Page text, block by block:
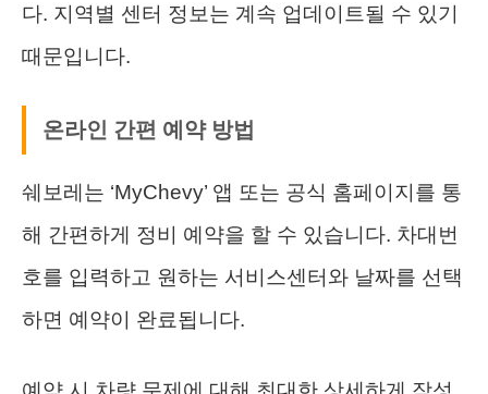
다. 지역별 센터 정보는 계속 업데이트될 수 있기
때문입니다.
온라인 간편 예약 방법
쉐보레는 ‘MyChevy’ 앱 또는 공식 홈페이지를 통
해 간편하게 정비 예약을 할 수 있습니다. 차대번
호를 입력하고 원하는 서비스센터와 날짜를 선택
하면 예약이 완료됩니다.